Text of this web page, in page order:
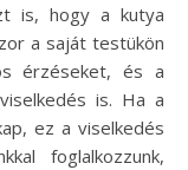
is, hogy a kutya
a saját testükön
érzéseket, és a
is. Ha a
ez a viselkedés
foglalkozzunk,